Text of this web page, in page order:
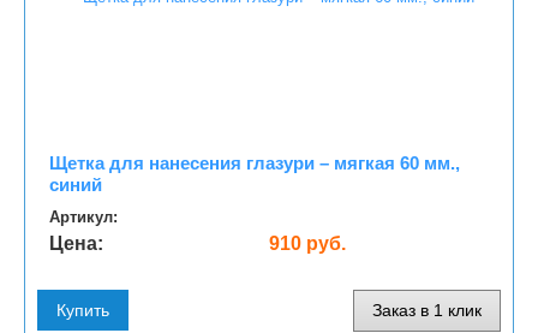
Щетка для нанесения глазури – мягкая 60 мм.,
синий
Артикул:
Цена: 910 руб.
Купить Заказ в 1 клик